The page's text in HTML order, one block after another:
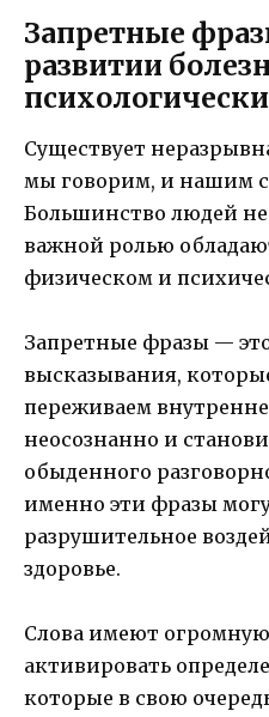
Запретные
развитии
Существует
мы говорим, и нашим
Большинство людей не
важной ролью
физическом и
Запретные фразы —
высказывания,
переживаем
неосознанно и
обыденного
именно эти фразы
разрушительное
здоровье.
Слова имеют
активировать
которые в свою